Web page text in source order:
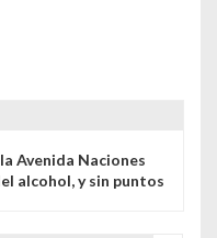
Avenida Naciones
alcohol, y sin puntos